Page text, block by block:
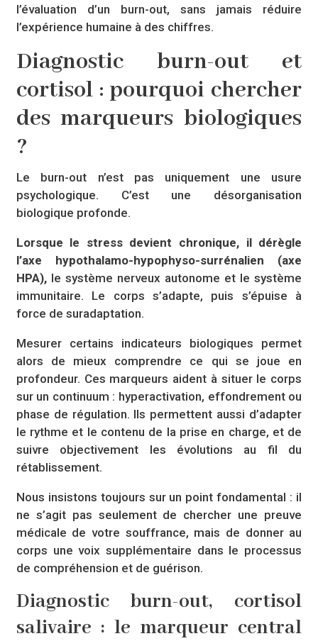
l’évaluation d’un burn-out, sans jamais réduire
l’expérience humaine à des chiffres.
Diagnostic burn-out et
cortisol : pourquoi chercher
des marqueurs biologiques
?
Le burn-out n’est pas uniquement une usure
psychologique. C’est une désorganisation
biologique profonde.
Lorsque le stress devient chronique, il dérègle
l’axe hypothalamo-hypophyso-surrénalien (axe
HPA),le système nerveux autonome et le système
immunitaire. Le corps s’adapte, puis s’épuise à
force de suradaptation.
Mesurer certains indicateurs biologiques permet
alors de mieux comprendre ce qui se joue en
profondeur. Ces marqueurs aident à situer le corps
sur un continuum : hyperactivation, effondrement ou
phase de régulation. Ils permettent aussi d’adapter
le rythme et le contenu de la prise en charge, et de
suivre objectivement les évolutions au fil du
rétablissement.
Nous insistons toujours sur un point fondamental : il
ne s’agit pas seulement de chercher une preuve
médicale de votre souffrance, mais de donner au
corps une voix supplémentaire dans le processus
de compréhension et de guérison.
Diagnostic burn-out, cortisol
salivaire : le marqueur central